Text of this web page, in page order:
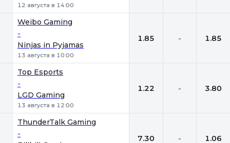
12 августа в 14:00
Weibo Gaming
-
Ninjas in Pyjamas
13 августа в 10:00
1.85 - 1.85
Top Esports
-
LGD Gaming
13 августа в 12:00
1.22 - 3.80
ThunderTalk Gaming
- 7.30 - 1.06